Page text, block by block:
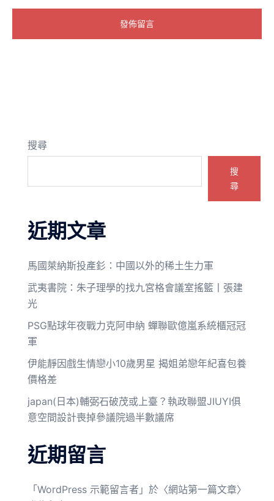
搜尋
搜
尋
近期文章
馬國萊納斯投產釤：中國以外的稀土生力軍
武夷書院：朱子理學的找九宮格會議室搖籃丨張建
光
PSG點球年夜戰力克阿申納 蟬聯歐億嵐系統櫃冠冠
軍
伊能靜因戲生情戀小10歲男星 揭姐弟戀年紀喜包養
價格差
japan(日本)輔弼石破茂或上臺？執政聯盟JIUYI俱
意空間設計喪掉參議院過半數議席
近期留言
「 WordPress 示範留言者 」於〈網站第一篇文章〉